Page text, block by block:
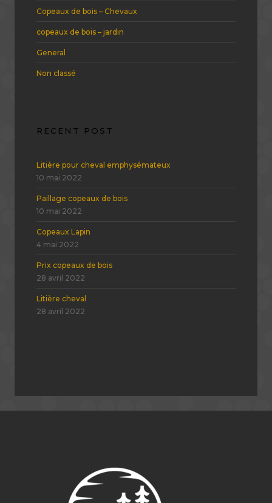
Copeaux de bois – Chevaux
copeaux de bois – jardin
General
Non classé
RECENT POST
Litière pour cheval emphysémateux
10 mai 2022
Paillage copeaux de bois
10 mai 2022
Copeaux Lapin
4 mai 2022
Prix copeaux de bois
28 avril 2022
Litière cheval
28 avril 2022